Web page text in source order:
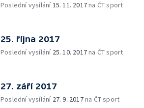
Poslední vysílání15. 11. 2017na ČT sport
25. října 2017
Poslední vysílání 25. 10. 2017na ČT sport
27. září 2017
Poslední vysílání 27. 9. 2017na ČT sport